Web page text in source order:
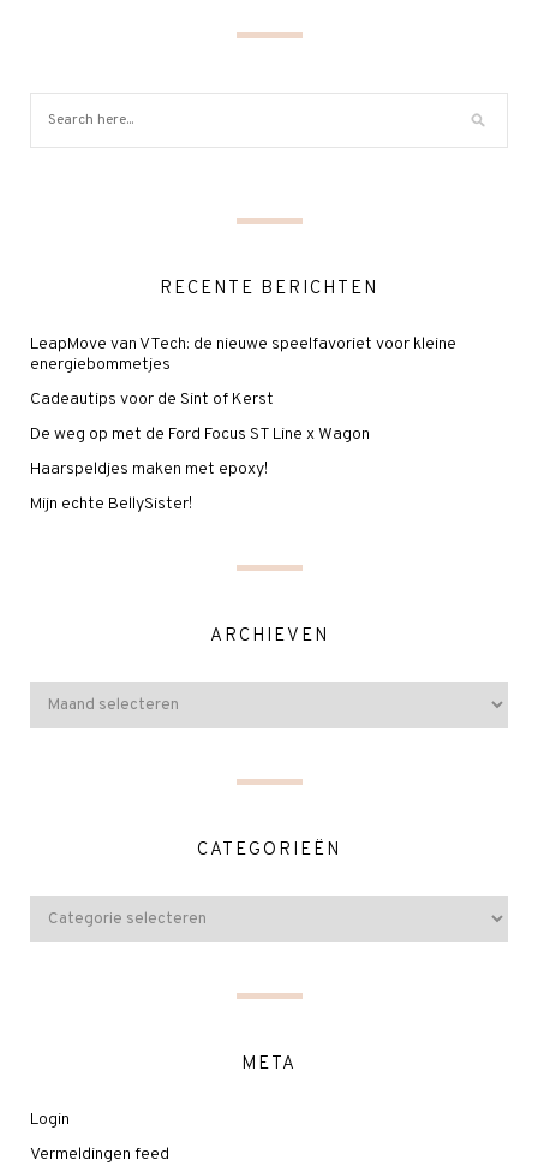
RECENTE BERICHTEN
LeapMove van VTech: de nieuwe speelfavoriet voor kleine
energiebommetjes
Cadeautips voor de Sint of Kerst
De weg op met de Ford Focus ST Line x Wagon
Haarspeldjes maken met epoxy!
Mijn echte BellySister!
ARCHIEVEN
CATEGORIEËN
META
Login
Vermeldingen feed